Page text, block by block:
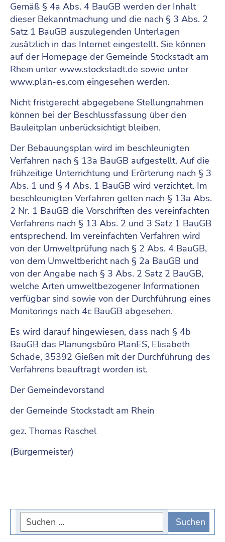
Gemäß § 4a Abs. 4 BauGB werden der Inhalt
dieser Bekanntmachung und die nach § 3 Abs. 2
Satz 1 BauGB auszulegenden Unterlagen
zusätzlich in das Internet eingestellt. Sie können
auf der Homepage der Gemeinde Stockstadt am
Rhein unter www.stockstadt.de sowie unter
www.plan-es.com eingesehen werden.
Nicht fristgerecht abgegebene Stellungnahmen
können bei der Beschlussfassung über den
Bauleitplan unberücksichtigt bleiben.
Der Bebauungsplan wird im beschleunigten
Verfahren nach § 13a BauGB aufgestellt. Auf die
frühzeitige Unterrichtung und Erörterung nach § 3
Abs. 1 und § 4 Abs. 1 BauGB wird verzichtet. Im
beschleunigten Verfahren gelten nach § 13a Abs.
2 Nr. 1 BauGB die Vorschriften des vereinfachten
Verfahrens nach § 13 Abs. 2 und 3 Satz 1 BauGB
entsprechend. Im vereinfachten Verfahren wird
von der Umweltprüfung nach § 2 Abs. 4 BauGB,
von dem Umweltbericht nach § 2a BauGB und
von der Angabe nach § 3 Abs. 2 Satz 2 BauGB,
welche Arten umweltbezogener Informationen
verfügbar sind sowie von der Durchführung eines
Monitorings nach 4c BauGB abgesehen.
Es wird darauf hingewiesen, dass nach § 4b
BauGB das Planungsbüro PlanES, Elisabeth
Schade, 35392 Gießen mit der Durchführung des
Verfahrens beauftragt worden ist.
Der Gemeindevorstand
der Gemeinde Stockstadt am Rhein
gez. Thomas Raschel
(Bürgermeister)